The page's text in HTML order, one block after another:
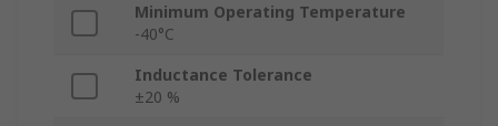
Minimum Operating Temperature
-40°C
Inductance Tolerance
±20 %